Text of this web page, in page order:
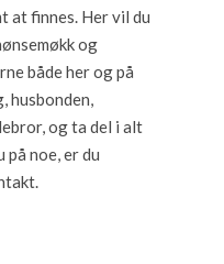
at finnes. Her vil du
og
både her og på
husbonden,
og ta del i alt
på noe, er du